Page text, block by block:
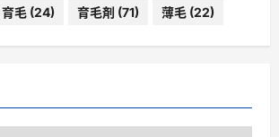
育毛 (24) 育毛剤 (71) 薄毛 (22)